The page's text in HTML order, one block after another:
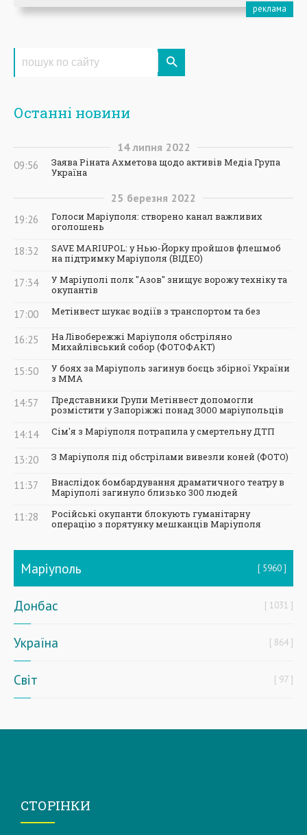
Останні новини
14 липня 2022
09:56
Заява Ріната Ахметова щодо активів Медіа Група
Україна
25 березня 2022
19:26
Голоси Маріуполя: створено канал важливих
оголошень
18:32
SAVE MARIUPOL: у Нью-Йорку пройшов флешмоб
на підтримку Маріуполя (ВІДЕО)
17:34
У Маріуполі полк "Азов" знищує ворожу техніку та
окупантів
17:00 Метінвест шукає водіїв з транспортом та без
16:25
На Лівобережжі Маріуполя обстріляно
Михайлівський собор (ФОТОФАКТ)
15:50
У боях за Маріуполь загинув боєць збірної України
з ММА
14:57
Представники Групи Метінвест допомогли
розмістити у Запоріжжі понад 3000 маріупольців
14:14 Сім'я з Маріуполя потрапила у смертельну ДТП
13:20 З Маріуполя під обстрілами вивезли коней (ФОТО)
11:37
Внаслідок бомбардування драматичного театру в
Маріуполі загинуло близько 300 людей
11:28
Російські окупанти блокують гуманітарну
операцію з порятунку мешканців Маріуполя
Маріуполь 5960
Донбас 1031
Україна 864
Світ 97
СТОРІНКИ